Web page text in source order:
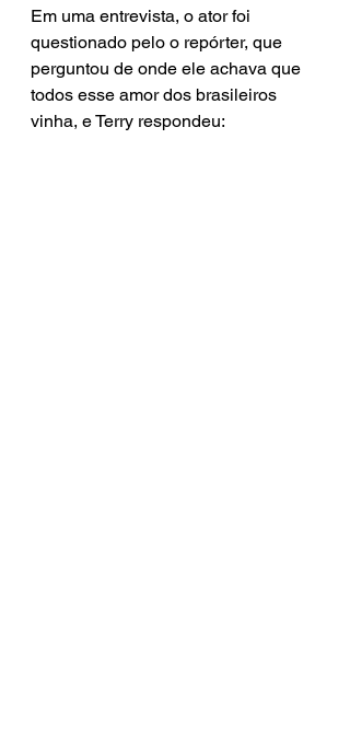
Em uma entrevista, o ator foi
questionado pelo o repórter, que
perguntou de onde ele achava que
todos esse amor dos brasileiros
vinha, e Terry respondeu: